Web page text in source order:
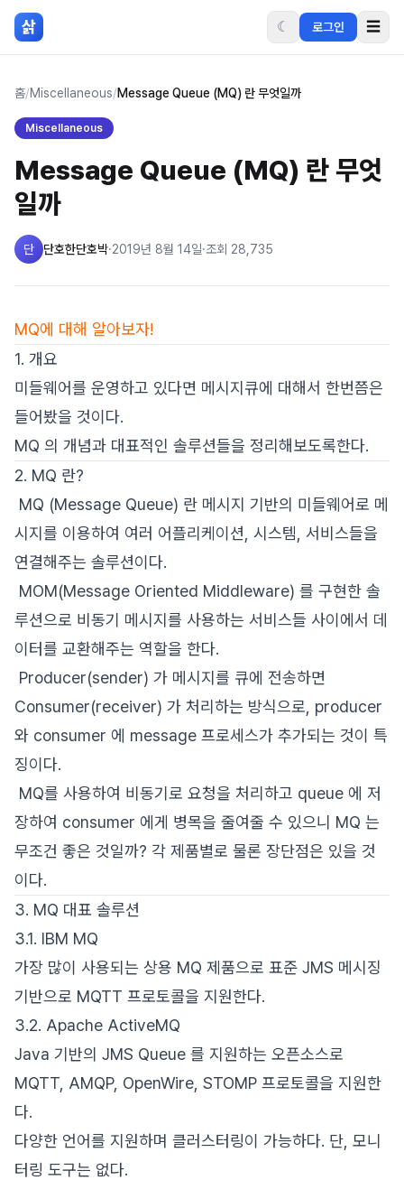
본문 바로가기
삵 ☾ 로그인 ☰
홈/Miscellaneous/Message Queue (MQ) 란 무엇일까
Miscellaneous
Message Queue (MQ) 란 무엇
일까
단 단호한단호박·2019년 8월 14일·조회 28,735
MQ에 대해 알아보자!
1. 개요
미들웨어를 운영하고 있다면 메시지큐에 대해서 한번쯤은
들어봤을 것이다.
MQ 의 개념과 대표적인 솔루션들을 정리해보도록한다.
2. MQ 란?
MQ (Message Queue) 란 메시지 기반의 미들웨어로 메
시지를 이용하여 여러 어플리케이션, 시스템, 서비스들을
연결해주는 솔루션이다.
MOM(Message Oriented Middleware) 를 구현한 솔
루션으로 비동기 메시지를 사용하는 서비스들 사이에서 데
이터를 교환해주는 역할을 한다.
Producer(sender) 가 메시지를 큐에 전송하면
Consumer(receiver) 가 처리하는 방식으로, producer
와 consumer 에 message 프로세스가 추가되는 것이 특
징이다.
MQ를 사용하여 비동기로 요청을 처리하고 queue 에 저
장하여 consumer 에게 병목을 줄여줄 수 있으니 MQ 는
무조건 좋은 것일까? 각 제품별로 물론 장단점은 있을 것
이다.
3. MQ 대표 솔루션
3.1. IBM MQ
가장 많이 사용되는 상용 MQ 제품으로 표준 JMS 메시징
기반으로 MQTT 프로토콜을 지원한다.
3.2. Apache ActiveMQ
Java 기반의 JMS Queue 를 지원하는 오픈소스로
MQTT, AMQP, OpenWire, STOMP 프로토콜을 지원한
다.
다양한 언어를 지원하며 클러스터링이 가능하다. 단, 모니
터링 도구는 없다.